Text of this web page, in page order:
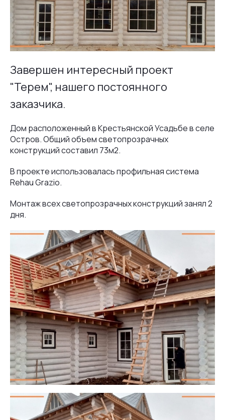
Завершен интересный проект
"Терем", нашего постоянного
заказчика.
Дом расположенный в Крестьянской Усадьбе в селе
Остров. Общий объем светопрозрачных
конструкций составил 73м2.
В проекте использовалась профильная система
Rehau Grazio.
Монтаж всех светопрозрачных конструкций занял 2
дня.